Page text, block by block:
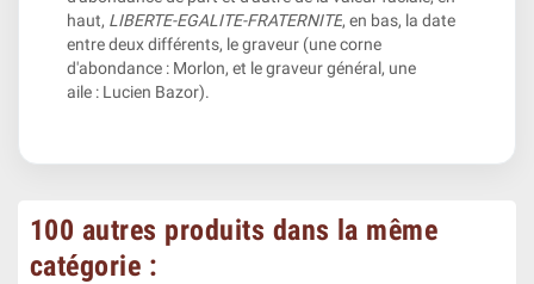
haut, LIBERTE-EGALITE-FRATERNITE, en bas, la date
entre deux différents, le graveur (une corne
d'abondance : Morlon, et le graveur général, une
aile : Lucien Bazor).
100 autres produits dans la même
catégorie :